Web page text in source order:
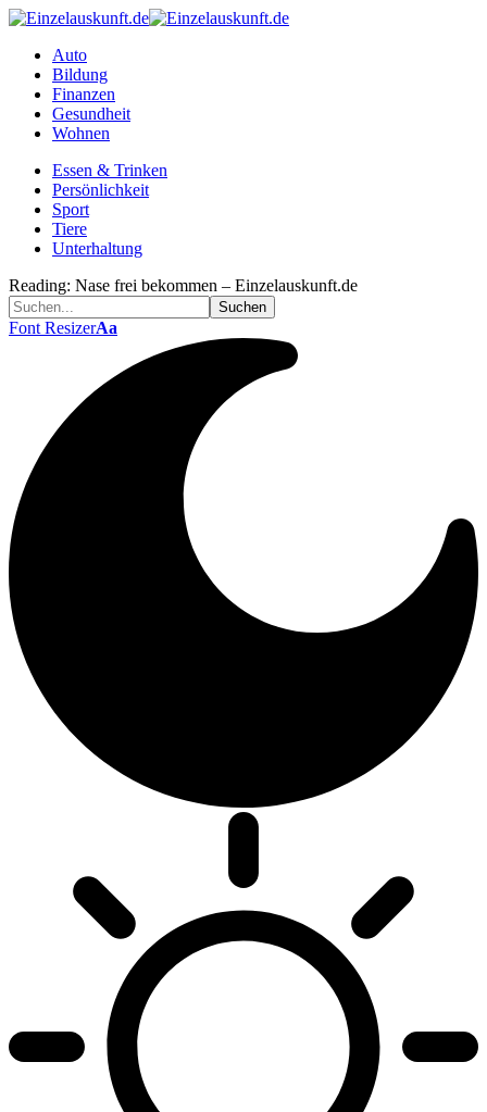
Auto
Bildung
Finanzen
Gesundheit
Wohnen
Essen & Trinken
Persönlichkeit
Sport
Tiere
Unterhaltung
Reading: Nase frei bekommen – Einzelauskunft.de
Font ResizerAa